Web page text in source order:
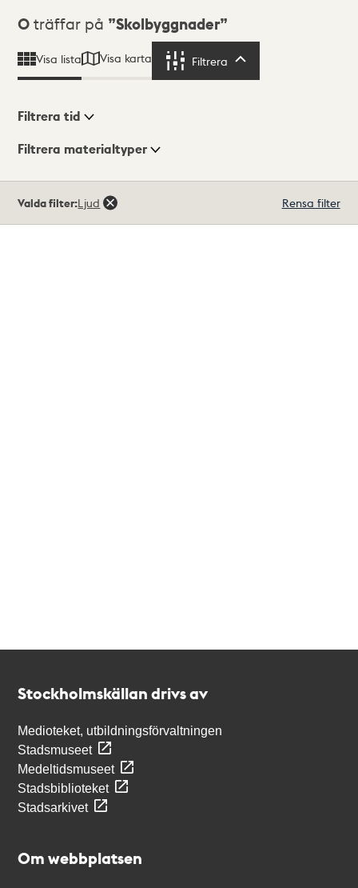
Sökresultat
0 träffar på Skolbyggnader
Visa lista Visa karta Filtrera
Visningsläge
Filtrera tid
Filtrera materialtyper
träffar
Valda filter:Ljud Rensa filter
Stockholmskällan drivs av
Medioteket, utbildningsförvaltningen
Stadsmuseet
Medeltidsmuseet
Stadsbiblioteket
Stadsarkivet
Om webbplatsen